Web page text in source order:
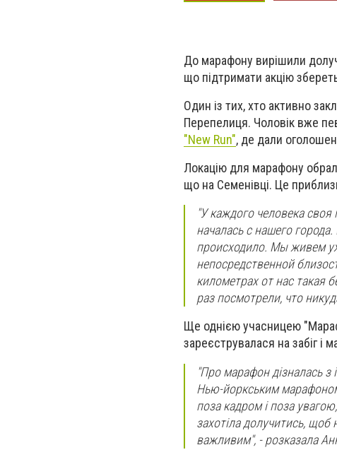
До марафону вирішили
що підтримати акцію
Один із тих, хто активно
Перепелиця. Чоловік вже
"New Run", де дали
Локацію для марафону
що на Семенівці. Це
"У каждого человека
началась с нашего
происходило. Мы живем
непосредственной
километрах от нас такая
раз посмотрели, что
Ще однією учасницею
зареєструвалася на забіг і
"Про марафон дізналась з
Нью-йоркським марафоном
поза кадром і поза
захотіла долучитись, щоб
важливим", - розказала